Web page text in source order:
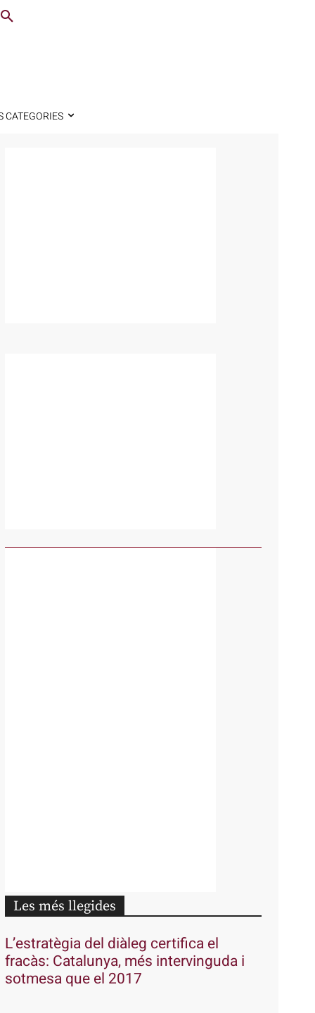
CATEGORIES
Les més llegides
L’estratègia del diàleg certifica el
fracàs: Catalunya, més intervinguda i
sotmesa que el 2017